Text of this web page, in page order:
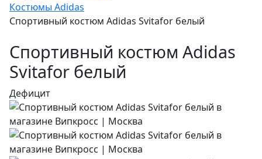
Костюмы Adidas
Спортивный костюм Adidas Svitafor белый
Спортивный костюм Adidas
Svitafor белый
Дефицит